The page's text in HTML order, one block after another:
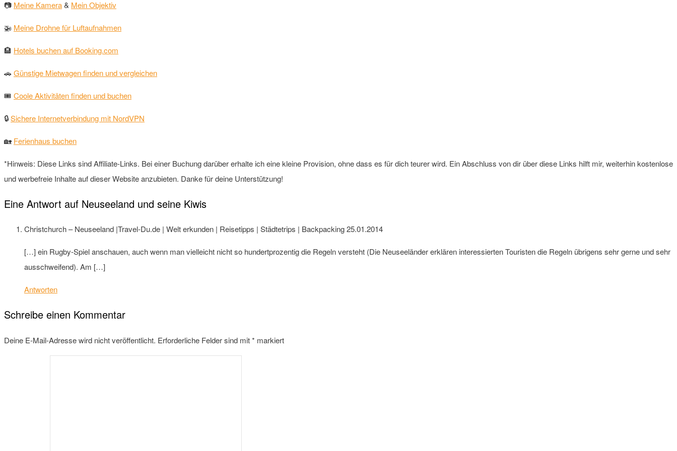
📷 Meine Kamera& Mein Objektiv
🚁 Meine Drohne für Luftaufnahmen
🏨 Hotels buchen auf Booking.com
🚗 Günstige Mietwagen finden und vergleichen
🎟 Coole Aktivitäten finden und buchen
🔒Sichere Internetverbindung mit NordVPN
🏡 Ferienhaus buchen
*Hinweis: Diese Links sind Affiliate-Links. Bei einer Buchung darüber erhalte ich eine kleine Provision, ohne dass es für dich teurer wird. Ein Abschluss von dir über diese Links hilft mir, weiterhin kostenlose
und werbefreie Inhalte auf dieser Website anzubieten. Danke für deine Unterstützung!
Eine Antwort auf Neuseeland und seine Kiwis
Christchurch – Neuseeland |Travel-Du.de | Welt erkunden | Reisetipps | Städtetrips | Backpacking25.01.2014
[…] ein Rugby-Spiel anschauen, auch wenn man vielleicht nicht so hundertprozentig die Regeln versteht (Die Neuseeländer erklären interessierten Touristen die Regeln übrigens sehr gerne und sehr
ausschweifend). Am […]
Antworten
Schreibe einen Kommentar
Deine E-Mail-Adresse wird nicht veröffentlicht. Erforderliche Felder sind mit* markiert